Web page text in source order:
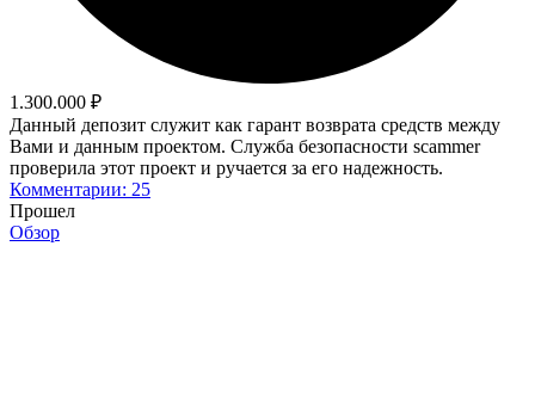
1.300.000 ₽
Данный депозит служит как гарант возврата средств между
Вами и данным проектом. Служба безопасности scammer
проверила этот проект и ручается за его надежность.
Комментарии: 25
Прошел
Обзор